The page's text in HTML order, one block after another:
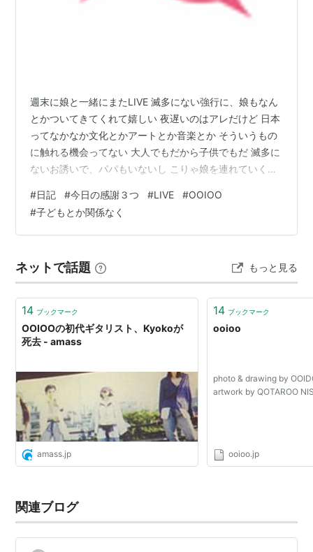
週末に娘と一緒にまたLIVE 滅多にない強行に、娘もなん
とかついてきてくれて嬉しい 夜遅いのはアレだけど 日本
ってなかなか文化とかアートとか音楽とか そういうもの
に触れる機会ってない 大人でもだから子供でもだ 滅多に
ないお誘いで、パパもいないし こりゃ娘を連れていくし
のバンドで めちゃくちゃにかっこよかった 娘と一緒にく
っついて、ユラユラずっとしてて とにかくかっこよかっ
た……(T＿T) 世の中決まりきったメロディとか 恋だの愛
のがいい 売れる みたいなものばかりで、本当の意味で…
#日記 #今日の感謝３つ #LIVE #OOIOO
#子どもとか関係なく
ネットで話題 もっと見る
14 ブックマーク
OOIOOの初代ギタリスト、Kyokoが
死去 - amass
amass.jp
14 ブックマーク
ooioo
photo & drawing by
artwork by QOTAROO
ooioo.jp
関連ブログ